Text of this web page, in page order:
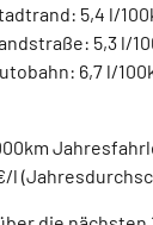
5,4 l/
5,3 l/
6,7 l/
l